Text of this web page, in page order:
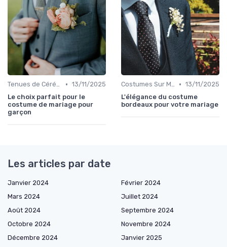
Tenues de Cérémonie • 13/11/2025
Le choix parfait pour le
costume de mariage pour
garçon
Costumes Sur Mesure • 13/11/2025
L'élégance du costume
bordeaux pour votre mariage
Les articles par date
Janvier 2024
Février 2024
Mars 2024
Juillet 2024
Août 2024
Septembre 2024
Octobre 2024
Novembre 2024
Décembre 2024
Janvier 2025